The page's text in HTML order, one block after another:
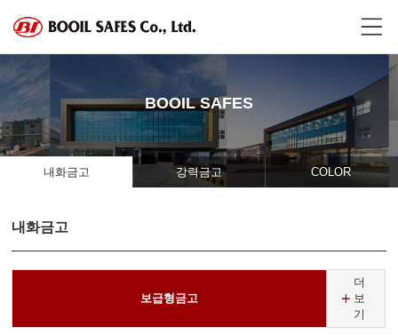
BOOIL SAFES
내화금고 강력금고 COLOR
내화금고
보급형금고
더
보
기